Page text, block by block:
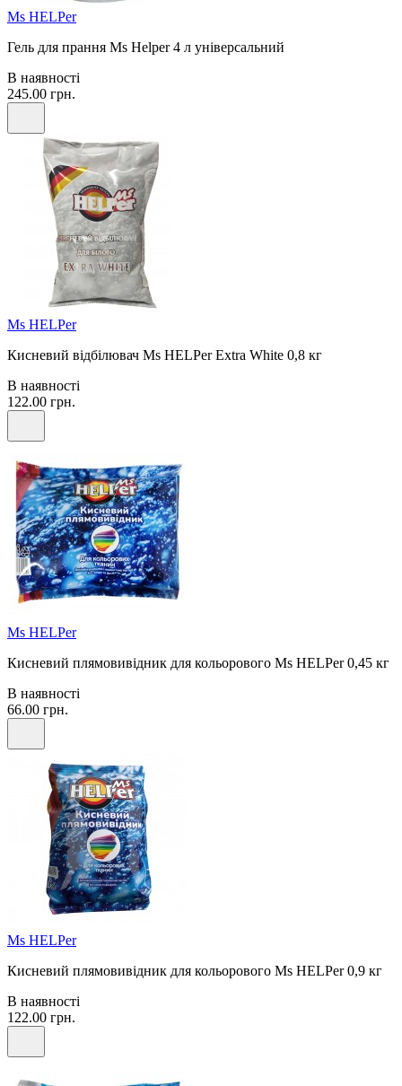
Ms HELPer
Гель для прання Ms Helper 4 л універсальний
В наявності
245.00 грн.
Ms HELPer
Кисневий відбілювач Ms HELPer Extra White 0,8 кг
В наявності
122.00 грн.
Ms HELPer
Кисневий плямовивідник для кольорового Ms HELPer 0,45 кг
В наявності
66.00 грн.
Ms HELPer
Кисневий плямовивідник для кольорового Ms HELPer 0,9 кг
В наявності
122.00 грн.